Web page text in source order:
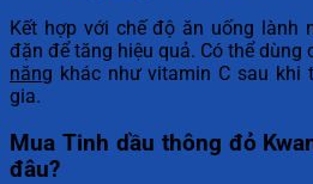
Kết hợp với chế độ ăn uống lành
đặn để tăng hiệu quả. Có thể dùng
năng khác như vitamin C sau khi
gia.
Mua Tinh dầu thông đỏ
đâu?